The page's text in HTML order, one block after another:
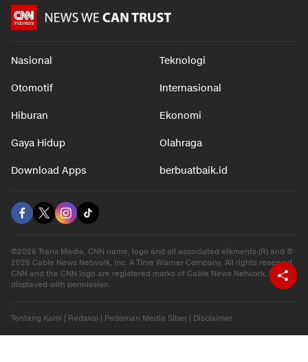
Nasional Teknologi
Otomotif Internasional
Hiburan Ekonomi
Gaya Hidup Olahraga
Download Apps berbuatbaik.id
©2026 Trans Media, CNN name, logo and all associated elements (R) and ©
2026 Cable News Network, Inc. A Time Warner Company. All rights reserved.
CNN and the CNN logo are registered marks of Cable News Network, Inc.,
displayed with permission.
Tentang Kami Redaksi Pedoman Media Siber Disclaimer